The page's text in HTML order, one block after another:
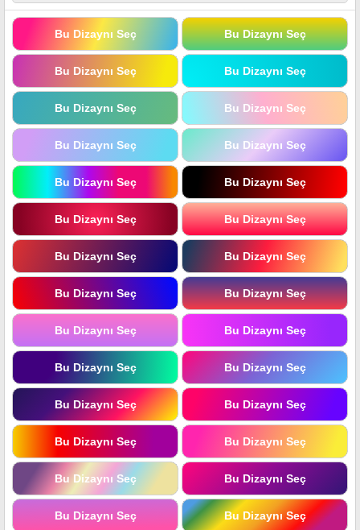
Bu Dizaynı Seç Bu Dizaynı Seç
Bu Dizaynı Seç Bu Dizaynı Seç
Bu Dizaynı Seç Bu Dizaynı Seç
Bu Dizaynı Seç Bu Dizaynı Seç
Bu Dizaynı Seç Bu Dizaynı Seç
Bu Dizaynı Seç Bu Dizaynı Seç
Bu Dizaynı Seç Bu Dizaynı Seç
Bu Dizaynı Seç Bu Dizaynı Seç
Bu Dizaynı Seç Bu Dizaynı Seç
Bu Dizaynı Seç Bu Dizaynı Seç
Bu Dizaynı Seç Bu Dizaynı Seç
Bu Dizaynı Seç Bu Dizaynı Seç
Bu Dizaynı Seç Bu Dizaynı Seç
Bu Dizaynı Seç Bu Dizaynı Seç